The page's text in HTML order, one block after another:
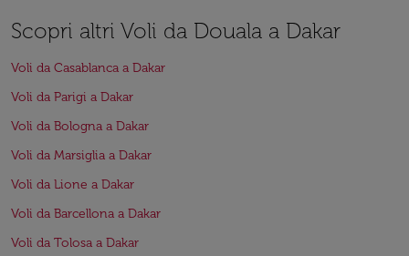
Scopri altri Voli da Douala a Dakar
Voli da Casablanca a Dakar
Voli da Parigi a Dakar
Voli da Bologna a Dakar
Voli da Marsiglia a Dakar
Voli da Lione a Dakar
Voli da Barcellona a Dakar
Voli da Tolosa a Dakar